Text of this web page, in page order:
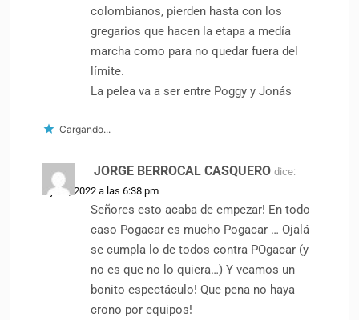
colombianos, pierden hasta con los
gregarios que hacen la etapa a medía
marcha como para no quedar fuera del
límite.
La pelea va a ser entre Poggy y Jonás
Cargando...
JORGE BERROCAL CASQUERO dice:
1 julio, 2022 a las 6:38 pm
Señores esto acaba de empezar! En todo
caso Pogacar es mucho Pogacar … Ojalá
se cumpla lo de todos contra POgacar (y
no es que no lo quiera…) Y veamos un
bonito espectáculo! Que pena no haya
crono por equipos!